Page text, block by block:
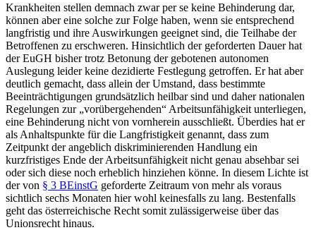
Krankheiten stellen demnach zwar per se keine Behinderung dar,
können aber eine solche zur Folge haben, wenn sie entsprechend
langfristig und ihre Auswirkungen geeignet sind, die Teilhabe der
Betroffenen zu erschweren. Hinsichtlich der geforderten Dauer hat
der EuGH bisher trotz Betonung der gebotenen autonomen
Auslegung leider keine dezidierte Festlegung getroffen. Er hat aber
deutlich gemacht, dass allein der Umstand, dass bestimmte
Beeinträchtigungen grundsätzlich heilbar sind und daher nationalen
Regelungen zur „vorübergehenden“ Arbeitsunfähigkeit unterliegen,
eine Behinderung nicht von vornherein ausschließt. Überdies hat er
als Anhaltspunkte für die Langfristigkeit genannt, dass zum
Zeitpunkt der angeblich diskriminierenden Handlung ein
kurzfristiges Ende der Arbeitsunfähigkeit nicht genau absehbar sei
oder sich diese noch erheblich hinziehen könne. In diesem Lichte ist
der von § 3 BEinstG geforderte Zeitraum von mehr als voraus
sichtlich sechs Monaten hier wohl keinesfalls zu lang. Bestenfalls
geht das österreichische Recht somit zulässigerweise über das
Unionsrecht hinaus.